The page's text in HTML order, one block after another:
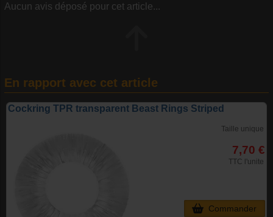
Aucun avis déposé pour cet article...
En rapport avec cet article
Cockring TPR transparent Beast Rings Striped
Taille unique
7,70 €
TTC l'unite
Commander